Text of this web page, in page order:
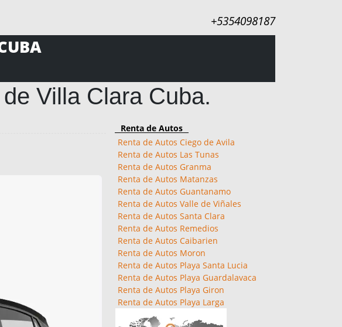
+5354098187
Villa Clara Cuba.
Renta de Autos
Renta de Autos Ciego de Avila
Renta de Autos Las Tunas
Renta de Autos Granma
Renta de Autos Matanzas
Renta de Autos Guantanamo
Renta de Autos Valle de Viñales
Renta de Autos Santa Clara
Renta de Autos Remedios
Renta de Autos Caibarien
Renta de Autos Moron
Renta de Autos Playa Santa Lucia
Renta de Autos Playa Guardalavaca
Renta de Autos Playa Giron
Renta de Autos Playa Larga